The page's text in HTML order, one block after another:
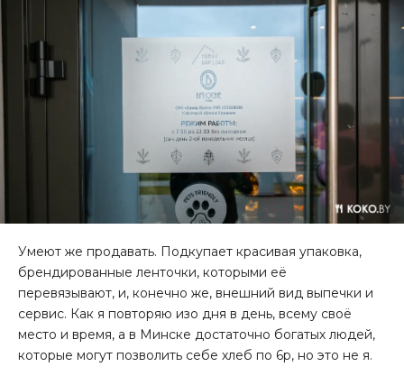
Умеют же продавать. Подкупает красивая упаковка,
брендированные ленточки, которыми её
перевязывают, и, конечно же, внешний вид выпечки и
сервис. Как я повторяю изо дня в день, всему своё
место и время, а в Минске достаточно богатых людей,
которые могут позволить себе хлеб по 6р, но это не я.